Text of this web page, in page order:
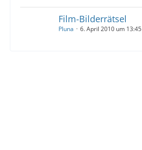
Film-Bilderrätsel
Pluna 6. April 2010 um 13:45